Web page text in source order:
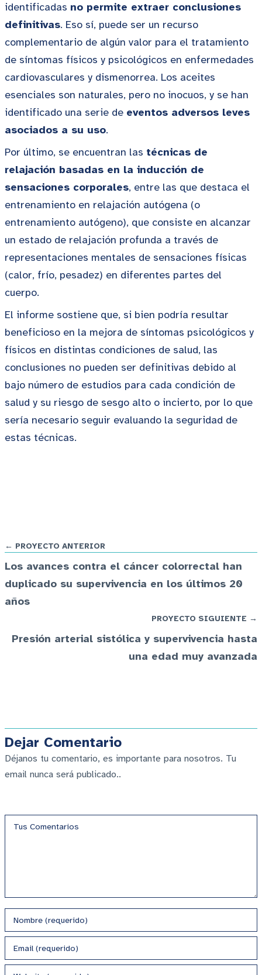
identificadas no permite extraer conclusiones
definitivas. Eso sí, puede ser un recurso
complementario de algún valor para el tratamiento
de síntomas físicos y psicológicos en enfermedades
cardiovasculares y dismenorrea. Los aceites
esenciales son naturales, pero no inocuos, y se han
identificado una serie de eventos adversos leves
asociados a su uso.
Por último, se encuentran las técnicas de
relajación basadas en la inducción de
sensaciones corporales, entre las que destaca el
entrenamiento en relajación autógena (o
entrenamiento autógeno), que consiste en alcanzar
un estado de relajación profunda a través de
representaciones mentales de sensaciones físicas
(calor, frío, pesadez) en diferentes partes del
cuerpo.
El informe sostiene que, si bien podría resultar
beneficioso en la mejora de síntomas psicológicos y
físicos en distintas condiciones de salud, las
conclusiones no pueden ser definitivas debido al
bajo número de estudios para cada condición de
salud y su riesgo de sesgo alto o incierto, por lo que
sería necesario seguir evaluando la seguridad de
estas técnicas.
← PROYECTO ANTERIOR
Los avances contra el cáncer colorrectal han
duplicado su supervivencia en los últimos 20
años
PROYECTO SIGUIENTE →
Presión arterial sistólica y supervivencia hasta
una edad muy avanzada
Dejar Comentario
Déjanos tu comentario, es importante para nosotros. Tu
email nunca será publicado..